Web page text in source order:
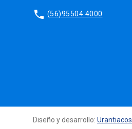
phone (56)95504 4000
Diseño y desarrollo: Urantiacos